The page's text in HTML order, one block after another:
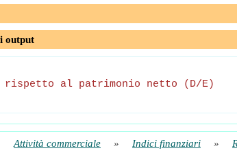
output
rispetto al patrimonio netto (D/E)
Attività commerciale » Indici finanziari »